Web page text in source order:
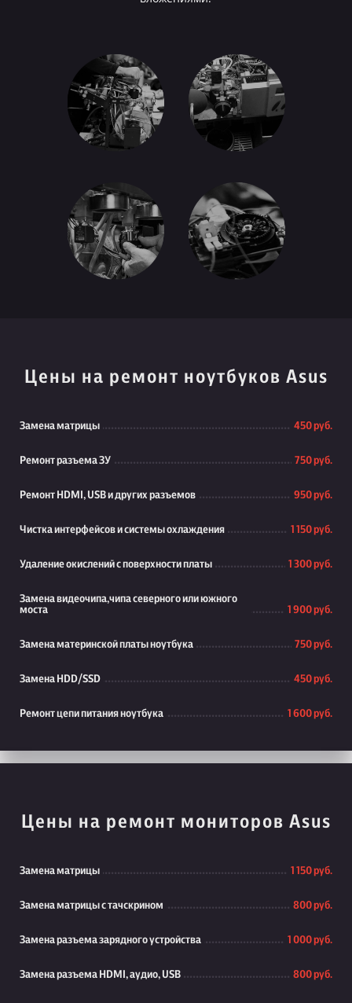
Цены на ремонт ноутбуков Asus
Замена матрицы 450 руб.
Ремонт разъема ЗУ 750 руб.
Ремонт HDMI, USB и других разъемов 950 руб.
Чистка интерфейсов и системы охлаждения 1 150 руб.
Удаление окислений с поверхности платы 1 300 руб.
Замена видеочипа,чипа северного или южного
моста
1 900 руб.
Замена материнской платы ноутбука 750 руб.
Замена HDD/SSD 450 руб.
Ремонт цепи питания ноутбука 1 600 руб.
Цены на ремонт мониторов Asus
Замена матрицы 1 150 руб.
Замена матрицы с тачскрином 800 руб.
Замена разъема зарядного устройства 1 000 руб.
Замена разъема HDMI, аудио, USB 800 руб.